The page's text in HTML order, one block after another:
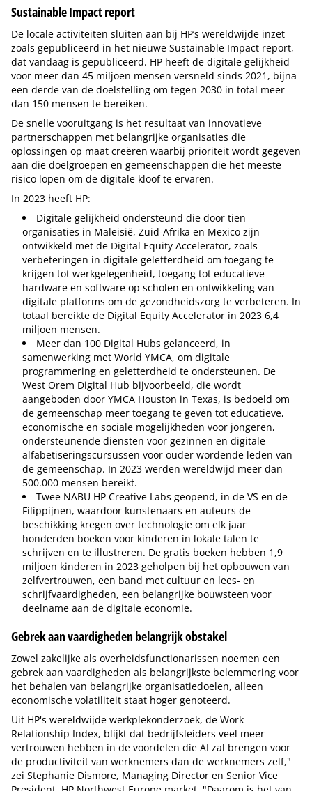
Sustainable Impact report
De locale activiteiten sluiten aan bij HP’s wereldwijde inzet
zoals gepubliceerd in het nieuwe Sustainable Impact report,
dat vandaag is gepubliceerd. HP heeft de digitale gelijkheid
voor meer dan 45 miljoen mensen versneld sinds 2021, bijna
een derde van de doelstelling om tegen 2030 in total meer
dan 150 mensen te bereiken.
De snelle vooruitgang is het resultaat van innovatieve
partnerschappen met belangrijke organisaties die
oplossingen op maat creëren waarbij prioriteit wordt gegeven
aan die doelgroepen en gemeenschappen die het meeste
risico lopen om de digitale kloof te ervaren.
In 2023 heeft HP:
Digitale gelijkheid ondersteund die door tien
organisaties in Maleisië, Zuid-Afrika en Mexico zijn
ontwikkeld met de Digital Equity Accelerator, zoals
verbeteringen in digitale geletterdheid om toegang te
krijgen tot werkgelegenheid, toegang tot educatieve
hardware en software op scholen en ontwikkeling van
digitale platforms om de gezondheidszorg te verbeteren. In
totaal bereikte de Digital Equity Accelerator in 2023 6,4
miljoen mensen.
Meer dan 100 Digital Hubs gelanceerd, in
samenwerking met World YMCA, om digitale
programmering en geletterdheid te ondersteunen. De
West Orem Digital Hub bijvoorbeeld, die wordt
aangeboden door YMCA Houston in Texas, is bedoeld om
de gemeenschap meer toegang te geven tot educatieve,
economische en sociale mogelijkheden voor jongeren,
ondersteunende diensten voor gezinnen en digitale
alfabetiseringscursussen voor ouder wordende leden van
de gemeenschap. In 2023 werden wereldwijd meer dan
500.000 mensen bereikt.
Twee NABU HP Creative Labs geopend, in de VS en de
Filippijnen, waardoor kunstenaars en auteurs de
beschikking kregen over technologie om elk jaar
honderden boeken voor kinderen in lokale talen te
schrijven en te illustreren. De gratis boeken hebben 1,9
miljoen kinderen in 2023 geholpen bij het opbouwen van
zelfvertrouwen, een band met cultuur en lees- en
schrijfvaardigheden, een belangrijke bouwsteen voor
deelname aan de digitale economie.
Gebrek aan vaardigheden belangrijk obstakel
Zowel zakelijke als overheidsfunctionarissen noemen een
gebrek aan vaardigheden als belangrijkste belemmering voor
het behalen van belangrijke organisatiedoelen, alleen
economische volatiliteit staat hoger genoteerd.
Uit HP's wereldwijde werkplekonderzoek, de Work
Relationship Index, blijkt dat bedrijfsleiders veel meer
vertrouwen hebben in de voordelen die AI zal brengen voor
de productiviteit van werknemers dan de werknemers zelf,"
zei Stephanie Dismore, Managing Director en Senior Vice